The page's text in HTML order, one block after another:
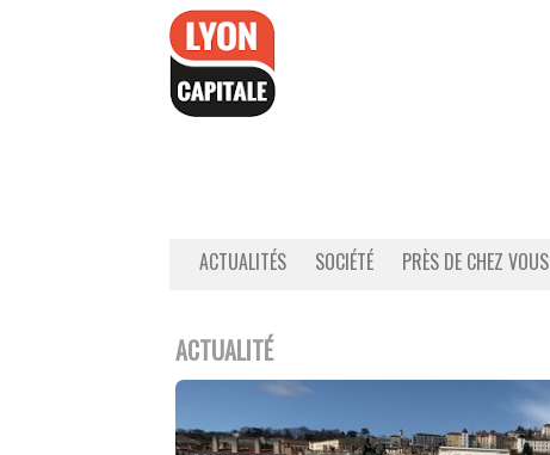
ACTUALITÉS SOCIÉTÉ PRÈS DE CHEZ VOUS
ACTUALITÉ